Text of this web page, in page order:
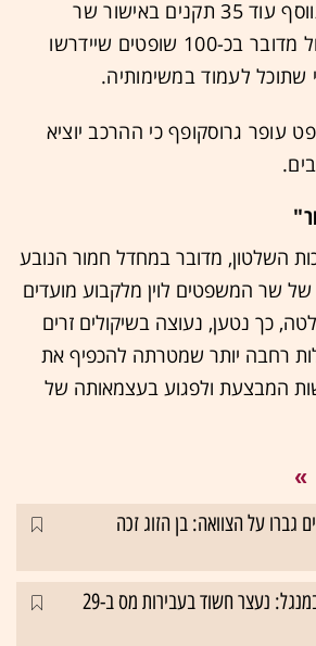
שיפוט נוספים, ולהתווסף עוד 35 תקנים באישור שר
המשפטים. בסך-הכול מדובר בכ-100 שופטים שיידרשו
שתוכל לעמוד במשימותיה.
עופר גרוסקופף כי ההרכב יוציא
השלטון, מדובר במחדל חמור הנובע
שר המשפטים לוין מלקבוע מועדים
כך נטען, נעוצה בשיקולים זרים
רחבה יותר שמטרתה להכפיף את
המבצעת ולפגוע בעצמאותה של
גברו על הצוואה: בן הזוג זכה
הבן שרף את הראיות במנגל: נעצר חשוד בעבירות מס ב-29